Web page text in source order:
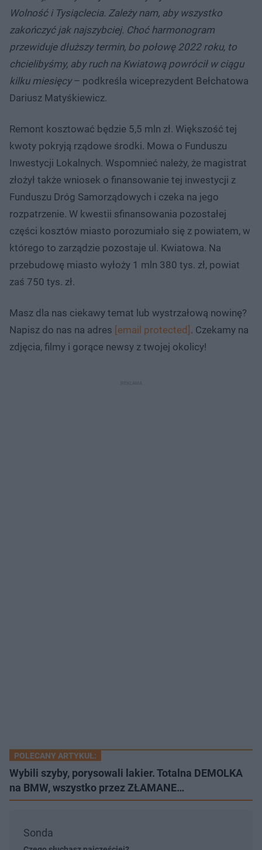
Wolność i Tysiąclecia. Zależy nam, aby wszystko
zakończyć jak najszybciej. Choć harmonogram
przewiduje dłuższy termin, bo połowę 2022 roku, to
chcielibyśmy, aby ruch na Kwiatową powrócił w ciągu
kilku miesięcy– podkreśla wiceprezydent Bełchatowa
Dariusz Matyśkiewicz.
Remont kosztować będzie 5,5 mln zł. Większość tej
kwoty pokryją rządowe środki. Mowa o Funduszu
Inwestycji Lokalnych. Wspomnieć należy, że magistrat
złożył także wniosek o finansowanie tej inwestycji z
Funduszu Dróg Samorządowych i czeka na jego
rozpatrzenie. W kwestii sfinansowania pozostałej
części kosztów miasto porozumiało się z powiatem, w
którego to zarządzie pozostaje ul. Kwiatowa. Na
przebudowę miasto wyłoży 1 mln 380 tys. zł, powiat
zaś 750 tys. zł.
Masz dla nas ciekawy temat lub wystrzałową nowinę?
Napisz do nas na adres [email protected] . Czekamy na
zdjęcia, filmy i gorące newsy z twojej okolicy!
POLECANY ARTYKUŁ:
Wybili szyby, porysowali lakier. Totalna DEMOLKA
na BMW, wszystko przez ZŁAMANE…
Sonda